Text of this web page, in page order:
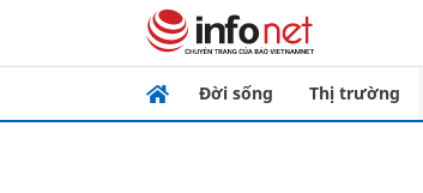
Đời sống Thị trường